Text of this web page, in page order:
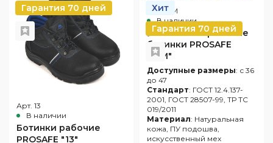
Гарантия 70 дней
Арт. 13
В наличии
Ботинки рабочие
PROSAFE "13"
Хит
Гарантия 70 дней
Арт. 13М
В наличии
Утеплённые рабочие
ботинки PROSAFE
"13М"
Доступные размеры: с 36
до 47
Стандарт: ГОСТ 12.4.137-
2001, ГОСТ 28507-99, ТР ТС
019/2011
Материал: Натуральная
кожа, ПУ подошва,
искусственный мех